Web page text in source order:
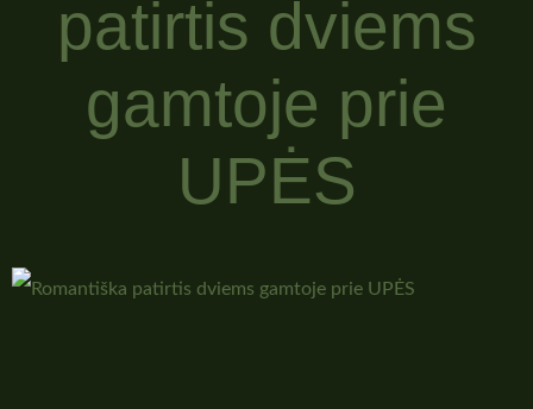
patirtis dviems
gamtoje prie
UPĖS